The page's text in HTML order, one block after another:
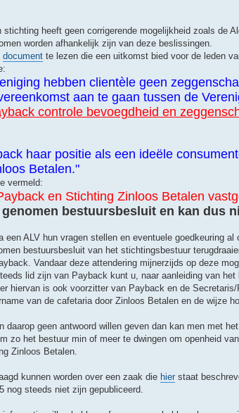
heeft geen corrigerende mogelijkheid zoals de
worden afhankelijk zijn van deze beslissingen.
document te lezen die een uitkomst bied voor de leden
hebben clientèle geen
aan te gaan tussen de
controle bevoegdheid en
haar positie als een ideële
Betalen."
vermeld:
en Stichting Zinloos Betalen
bestuursbesluit en kan dus
een ALV hun vragen stellen en eventuele goedkeuring
bestuursbesluit van het stichtingsbestuur
Vandaar deze attendering mijnerzijds op deze
lid zijn van Payback kunt u, naar aanleiding van
hiervan is ook voorzitter van Payback en de
van de cafetaria door Zinloos Betalen en de wijze
daarop geen antwoord willen geven dan kan men met
zo het bestuur min of meer te dwingen om openheid
Zinloos Betalen.
kunnen worden over een zaak die hier staat
nog steeds niet zijn gepubliceerd.